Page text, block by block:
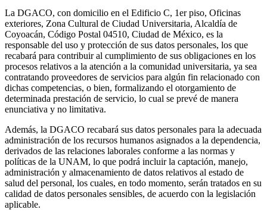
La DGACO, con domicilio en el Edificio C, 1er piso, Oficinas
exteriores, Zona Cultural de Ciudad Universitaria, Alcaldía de
Coyoacán, Código Postal 04510, Ciudad de México, es la
responsable del uso y protección de sus datos personales, los que
recabará para contribuir al cumplimiento de sus obligaciones en los
procesos relativos a la atención a la comunidad universitaria, ya sea
contratando proveedores de servicios para algún fin relacionado con
dichas competencias, o bien, formalizando el otorgamiento de
determinada prestación de servicio, lo cual se prevé de manera
enunciativa y no limitativa.
Además, la DGACO recabará sus datos personales para la adecuada
administración de los recursos humanos asignados a la dependencia,
derivados de las relaciones laborales conforme a las normas y
políticas de la UNAM, lo que podrá incluir la captación, manejo,
administración y almacenamiento de datos relativos al estado de
salud del personal, los cuales, en todo momento, serán tratados en su
calidad de datos personales sensibles, de acuerdo con la legislación
aplicable.